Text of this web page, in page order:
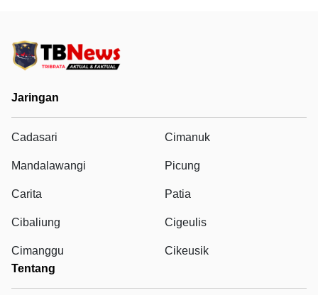
Jaringan
Cadasari Cimanuk
Mandalawangi Picung
Carita Patia
Cibaliung Cigeulis
Cimanggu
Cikeusik
Tentang